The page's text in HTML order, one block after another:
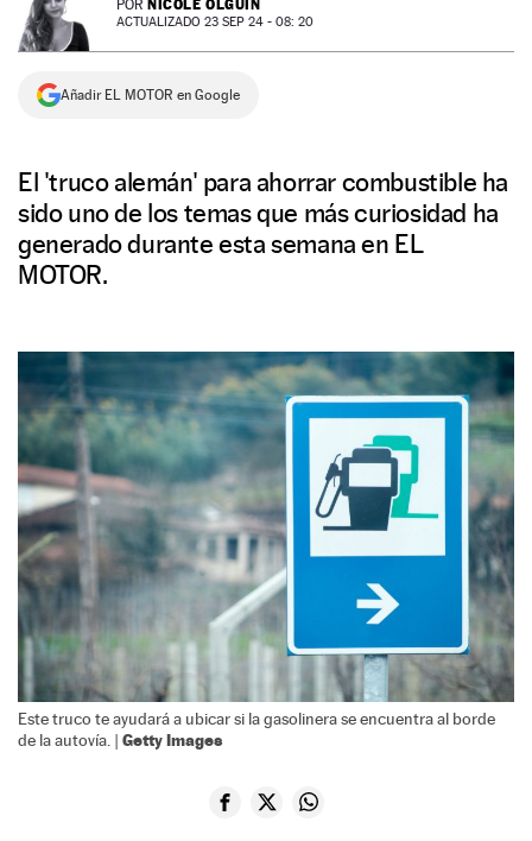
NEWSLETTER
SÍGUENOS
POR NICOLE OLGUÍN
ACTUALIZADO 23 SEP 24 - 08: 20
Añadir EL MOTOR en Google
El 'truco alemán' para ahorrar combustible ha
sido uno de los temas que más curiosidad ha
generado durante esta semana en EL
MOTOR.
Este truco te ayudará a ubicar si la gasolinera se encuentra al borde
de la autovía. | Getty Images